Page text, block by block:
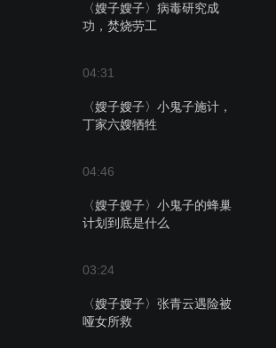
〈嫂子嫂子〉病毒研究成
功，焚烧劳工
04:31
〈嫂子嫂子〉小鬼子施计，
丁家六嫂牺牲
04:46
〈嫂子嫂子〉小鬼子的蜂巢
计划到底是什么
03:24
〈嫂子嫂子〉张青云遇险被
哑女所救